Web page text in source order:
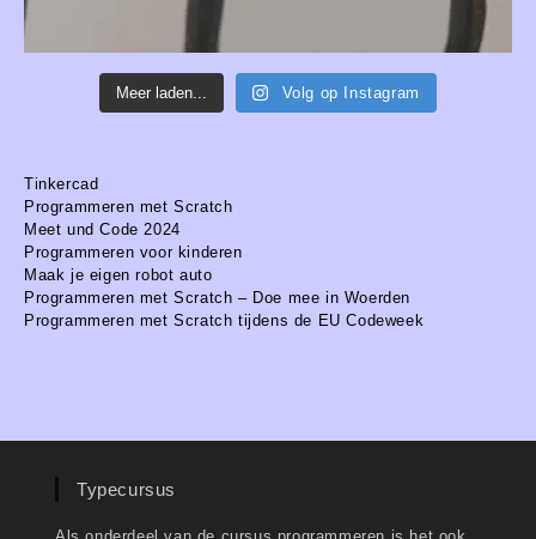
Meer laden... Volg op Instagram
Tinkercad
Programmeren met Scratch
Meet und Code 2024
Programmeren voor kinderen
Maak je eigen robot auto
Programmeren met Scratch – Doe mee in Woerden
Programmeren met Scratch tijdens de EU Codeweek
Typecursus